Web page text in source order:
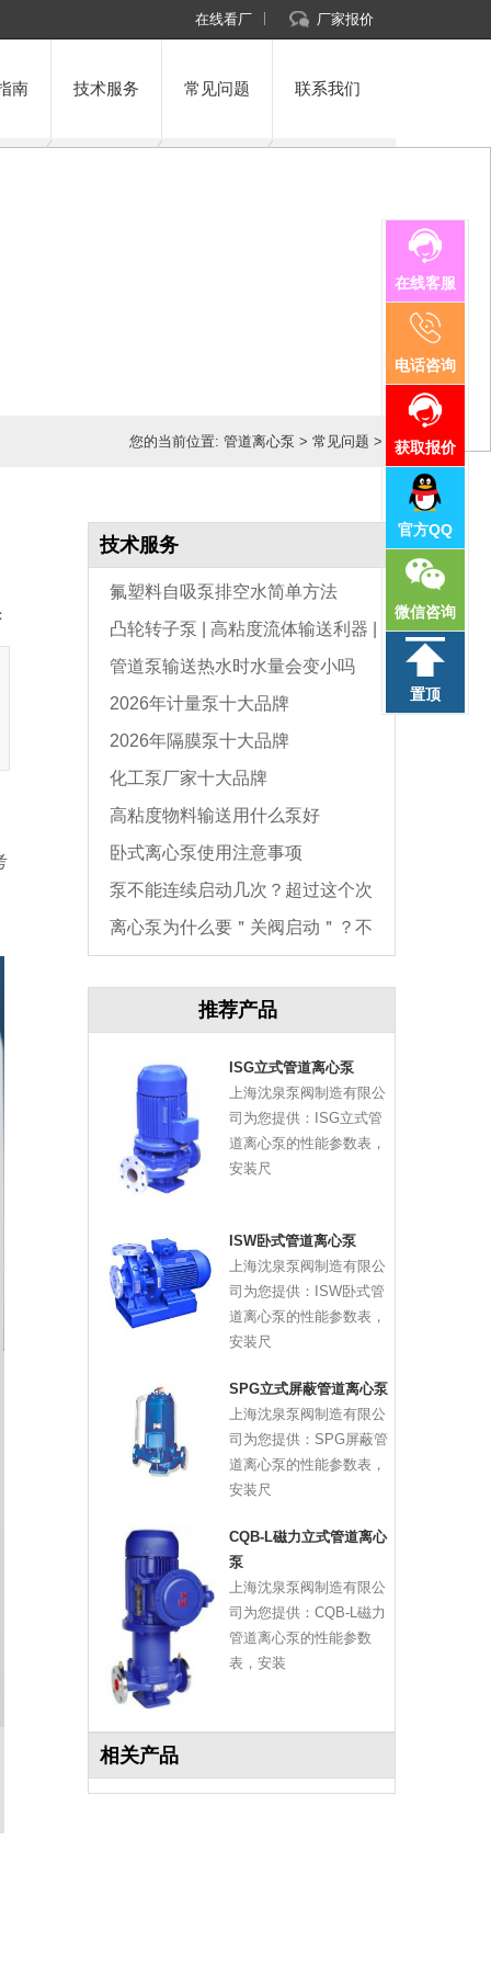
在线看厂 厂家报价
南 技术服务 常见问题 联系我们
在线客服
电话咨询
获取报价
官方QQ
微信咨询
置顶
您的当前位置:管道离心泵 >常见问题 >
技术服务
氟塑料自吸泵排空水简单方法
凸轮转子泵 | 高粘度流体输送利器 |
选型与维护全指南
管道泵输送热水时水量会变小吗
2026年计量泵十大品牌
2026年隔膜泵十大品牌
化工泵厂家十大品牌
高粘度物料输送用什么泵好
卧式离心泵使用注意事项
泵不能连续启动几次？超过这个次
数，电机必坏
离心泵为什么要＂关阀启动＂？不
推荐产品
ISG立式管道离心泵
上海沈泉泵阀制造有限公
司为您提供：ISG立式管
道离心泵的性能参数表，
安装尺
ISW卧式管道离心泵
上海沈泉泵阀制造有限公
司为您提供：ISW卧式管
道离心泵的性能参数表，
安装尺
SPG立式屏蔽管道离心泵
上海沈泉泵阀制造有限公
司为您提供：SPG屏蔽管
道离心泵的性能参数表，
安装尺
CQB-L磁力立式管道离心
泵
上海沈泉泵阀制造有限公
司为您提供：CQB-L磁力
管道离心泵的性能参数
表，安装
相关产品